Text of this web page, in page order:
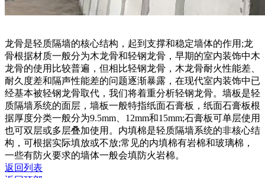
龙骨是轻质隔墙的核心结构，起到支撑和稳定墙体的作用;龙
骨根据材质一般分为木龙骨和轻钢龙骨，早期的室内装饰中木
龙骨的使用比较普遍，但相比轻钢龙骨，木龙骨耐火性能差、
耐久度差和隔声性能差的问题逐渐暴露，在现代室内装饰中已
经基本被轻钢龙骨取代，我们将着重分析轻钢龙骨。墙板是轻
质隔墙系统的面层，墙板一般特指纸面石膏板，纸面石膏板根
据厚度分类一般分为9.5mm、12mm和15mm;石膏板可单层使用
也可双层或多层叠加使用。内填棉是轻质隔墙系统的非核心结
构，可根据实际填放或不放;常见的内填棉有岩棉和玻璃棉，
一些有防火要求的墙体一般会填防火岩棉。
返回列表